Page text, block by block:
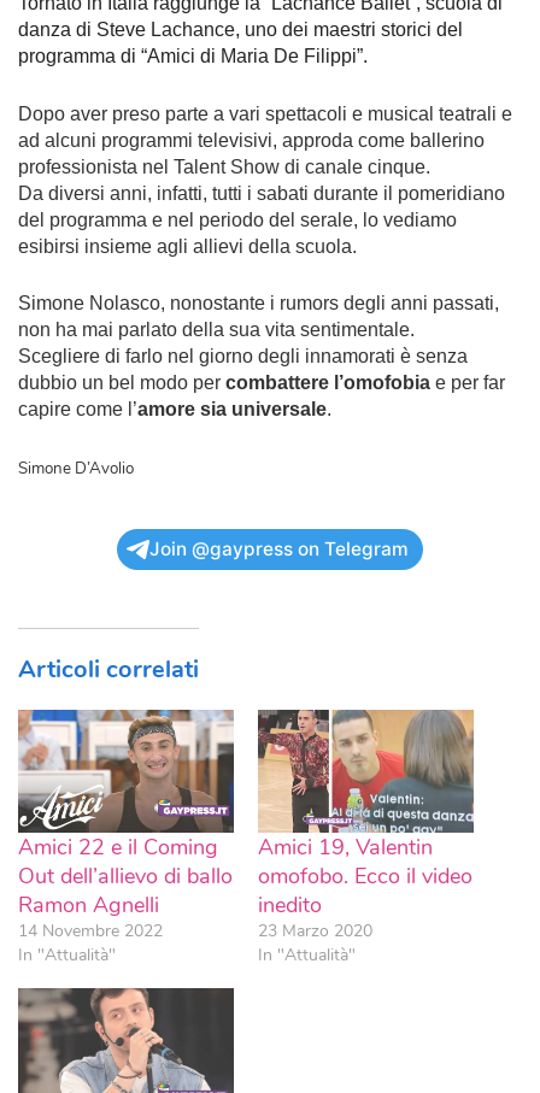
danza di Steve Lachance, uno dei maestri storici del
programma di “Amici di Maria De Filippi”.
Dopo aver preso parte a vari spettacoli e musical teatrali e
ad alcuni programmi televisivi, approda come ballerino
professionista nel Talent Show di canale cinque.
Da diversi anni, infatti, tutti i sabati durante il pomeridiano
del programma e nel periodo del serale, lo vediamo
esibirsi insieme agli allievi della scuola.
Simone Nolasco, nonostante i rumors degli anni passati,
non ha mai parlato della sua vita sentimentale.
Scegliere di farlo nel giorno degli innamorati è senza
dubbio un bel modo per combattere l’omofobia e per far
capire come l’amore sia universale.
Simone D’Avolio
Join @gaypress on Telegram
Articoli correlati
Amici 22 e il Coming
Out dell’allievo di ballo
Ramon Agnelli
14 Novembre 2022
In "Attualità"
Amici 19, Valentin
omofobo. Ecco il video
inedito
23 Marzo 2020
In "Attualità"